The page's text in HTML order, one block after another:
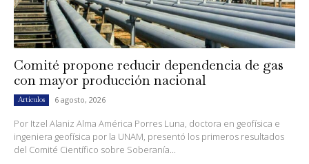
Comité propone reducir dependencia de gas
con mayor producción nacional
Artículos 6 agosto, 2026
Por Itzel Alaniz Alma América Porres Luna, doctora en geofísica e
ingeniera geofísica por la UNAM, presentó los primeros resultados
del Comité Científico sobre Soberanía...